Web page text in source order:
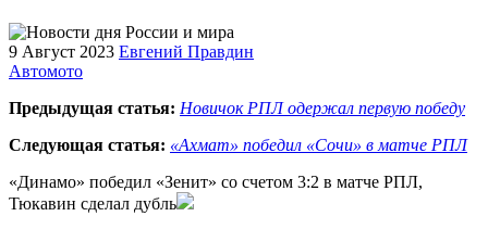
9 Август 2023 Евгений Правдин
Автомото
Предыдущая статья: Новичок РПЛ одержал первую победу
Следующая статья: «Ахмат» победил «Сочи» в матче РПЛ
«Динамо» победил «Зенит» со счетом 3:2 в матче РПЛ,
Тюкавин сделал дубль